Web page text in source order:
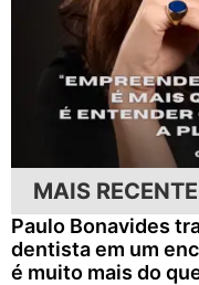
MAIS
Paulo Bonavides
dentista em um
é muito mais do